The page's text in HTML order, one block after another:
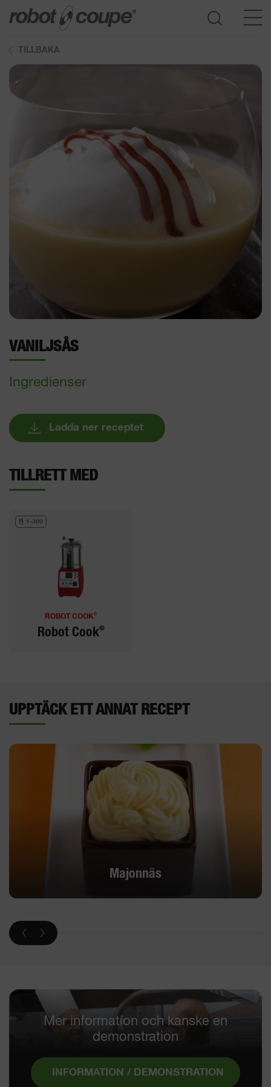
TILLBAKA
VANILJSÅS
Ingredienser
Ladda ner receptet
TILLRETT MED
1-300
ROBOT COOK ®
Robot Cook®
UPPTÄCK ETT ANNAT RECEPT
Majonnäs
Mer information och kanske en
demonstration
INFORMATION / DEMONSTRATION